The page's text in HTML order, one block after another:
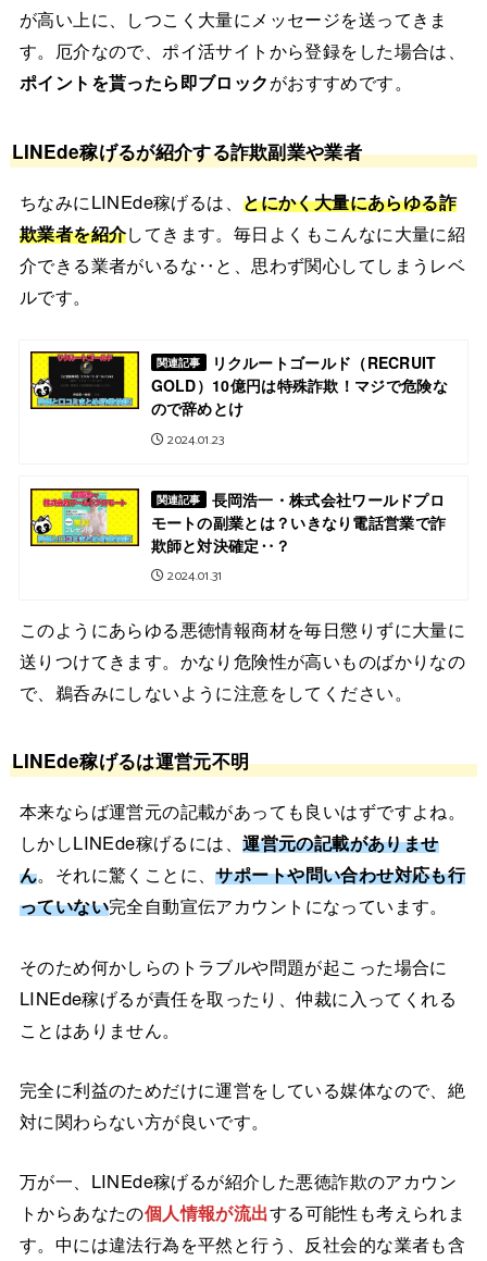
が高い上に、しつこく大量にメッセージを送ってきま
す。厄介なので、ポイ活サイトから登録をした場合は、
ポイントを貰ったら即ブロックがおすすめです。
LINEde稼げるが紹介する詐欺副業や業者
ちなみにLINEde稼げるは、 とにかく大量にあらゆる詐
欺業者を紹介してきます。毎日よくもこんなに大量に紹
介できる業者がいるな‥と、思わず関心してしまうレベ
ルです。
関連記事
リクルートゴールド（RECRUIT
GOLD）10億円は特殊詐欺！マジで危険な
ので辞めとけ
2024.01.23
関連記事
長岡浩一・株式会社ワールドプロ
モートの副業とは？いきなり電話営業で詐
欺師と対決確定‥？
2024.01.31
このようにあらゆる悪徳情報商材を毎日懲りずに大量に
送りつけてきます。かなり危険性が高いものばかりなの
で、鵜呑みにしないように注意をしてください。
LINEde稼げるは運営元不明
本来ならば運営元の記載があっても良いはずですよね。
しかしLINEde稼げるには、運営元の記載がありませ
ん。それに驚くことに、サポートや問い合わせ対応も行
っていない完全自動宣伝アカウントになっています。
そのため何かしらのトラブルや問題が起こった場合に
LINEde稼げるが責任を取ったり、仲裁に入ってくれる
ことはありません。
完全に利益のためだけに運営をしている媒体なので、絶
対に関わらない方が良いです。
万が一、LINEde稼げるが紹介した悪徳詐欺のアカウン
トからあなたの個人情報が流出する可能性も考えられま
す。中には違法行為を平然と行う、反社会的な業者も含